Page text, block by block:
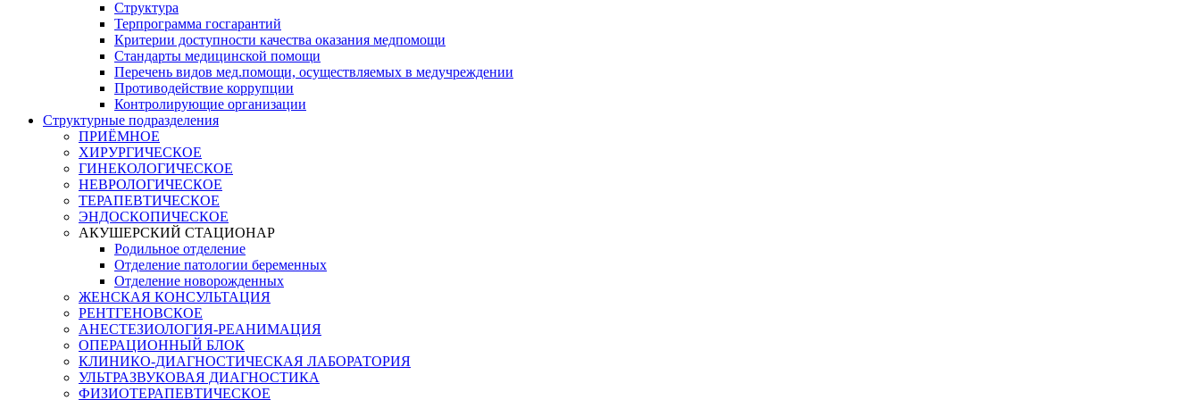
Структура
Терпрограмма госгарантий
Критерии доступности качества оказания медпомощи
​Стандарты медицинской помощи
Перечень видов мед.помощи, осуществляемых в медучреждении
Противодействие коррупции
Контролирующие организации
Структурные подразделения
ПРИЁМНОЕ
ХИРУРГИЧЕСКОЕ
ГИНЕКОЛОГИЧЕСКОЕ
НЕВРОЛОГИЧЕСКОЕ
ТЕРАПЕВТИЧЕСКОЕ
ЭНДОСКОПИЧЕСКОЕ
АКУШЕРСКИЙ СТАЦИОНАР
Родильное отделение
Отделение патологии беременных
Отделение новорожденных
ЖЕНСКАЯ КОНСУЛЬТАЦИЯ
РЕНТГЕНОВСКОЕ
АНЕСТЕЗИОЛОГИЯ-РЕАНИМАЦИЯ
ОПЕРАЦИОННЫЙ БЛОК
КЛИНИКО-ДИАГНОСТИЧЕСКАЯ ЛАБОРАТОРИЯ
УЛЬТРАЗВУКОВАЯ ДИАГНОСТИКА
ФИЗИОТЕРАПЕВТИЧЕСКОЕ